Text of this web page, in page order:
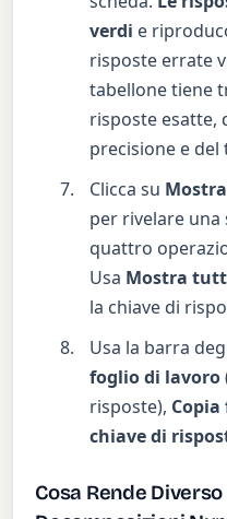
verdi e
risposte errate
tabellone tiene
risposte esatte,
precisione e
Clicca su
per rivelare una
quattro
Usa Mostra
la chiave di
Usa la barra
foglio di lavoro
risposte),
chiave di
Cosa Rende